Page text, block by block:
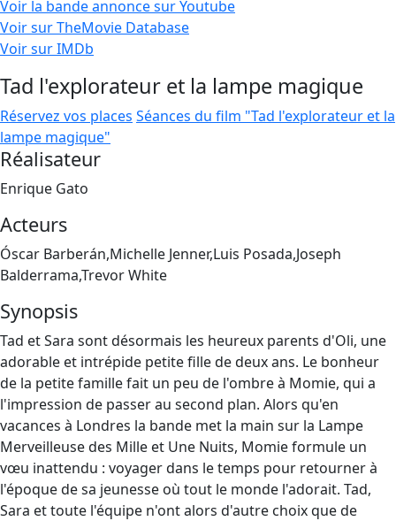
Voir la bande annonce sur Youtube
Voir sur TheMovie Database
Voir sur IMDb
Tad l'explorateur et la lampe magique
Réservez vos places Séances du film "Tad l'explorateur et la
lampe magique"
Réalisateur
Enrique Gato
Acteurs
Óscar Barberán,Michelle Jenner,Luis Posada,Joseph
Balderrama,Trevor White
Synopsis
Tad et Sara sont désormais les heureux parents d'Oli, une
adorable et intrépide petite fille de deux ans. Le bonheur
de la petite famille fait un peu de l'ombre à Momie, qui a
l'impression de passer au second plan. Alors qu'en
vacances à Londres la bande met la main sur la Lampe
Merveilleuse des Mille et Une Nuits, Momie formule un
vœu inattendu : voyager dans le temps pour retourner à
l'époque de sa jeunesse où tout le monde l'adorait. Tad,
Sara et toute l'équipe n'ont alors d'autre choix que de